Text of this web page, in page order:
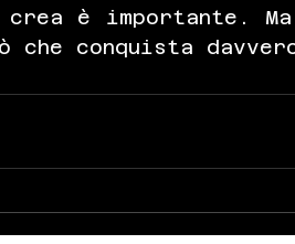
è importante. Ma
conquista